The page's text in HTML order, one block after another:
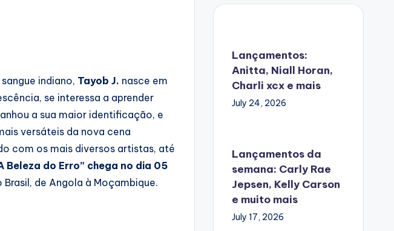
indiano, Tayob J. nasce em
se interessa a aprender
a sua maior identificação, e
versáteis da nova cena
com os mais diversos artistas, até
Beleza do Erro” chega no dia 05
de Angola à Moçambique.
Lançamentos:
Anitta, Niall Horan,
Charli xcx e mais
July 24, 2026
Lançamentos da
semana: Carly Rae
Jepsen, Kelly Carson
e muito mais
July 17, 2026